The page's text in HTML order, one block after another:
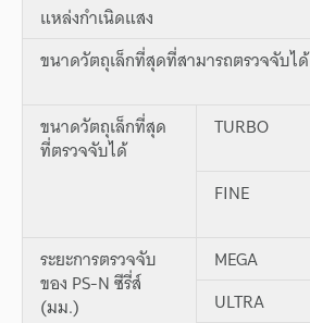
แหล่งกำเนิดแสง
ขนาดวัตถุเล็กที่สุดที่สามารถตรวจจับได้
ขนาดวัตถุเล็กที่สุด
ที่ตรวจจับได้
TURBO
FINE
ระยะการตรวจจับ
ของ PS-N ซีรี่ส์
(มม.)
MEGA
ULTRA